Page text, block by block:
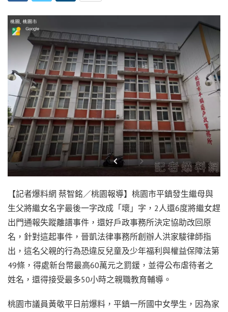
【記者爆料網 蔡智銘／桃園報導】桃園市平鎮發生繼母與
生父將繼女名字最後一字改成「壞」字，2人還6度將繼女趕
出門通報失蹤離譜事件，還好戶政事務所決定協助改回原
名，針對這起事件，晉凱法律事務所創辦人洪家駿律師指
出，這名父親的行為恐違反兒童及少年福利與權益保障法第
49條，得處新台幣最高60萬元之罰鍰，並得公布虐待者之
姓名，還得接受最多50小時之親職教育輔導。
桃園市議員黃敬平日前爆料，平鎮一所國中女學生，因為家